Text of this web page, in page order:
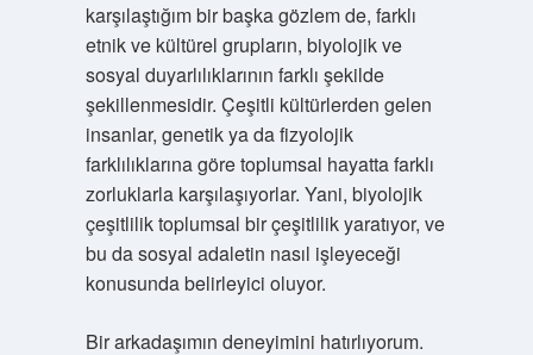
karşılaştığım bir başka gözlem de, farklı
etnik ve kültürel grupların, biyolojik ve
sosyal duyarlılıklarının farklı şekilde
şekillenmesidir. Çeşitli kültürlerden gelen
insanlar, genetik ya da fizyolojik
farklılıklarına göre toplumsal hayatta farklı
zorluklarla karşılaşıyorlar. Yani, biyolojik
çeşitlilik toplumsal bir çeşitlilik yaratıyor, ve
bu da sosyal adaletin nasıl işleyeceği
konusunda belirleyici oluyor.
Bir arkadaşımın deneyimini hatırlıyorum.